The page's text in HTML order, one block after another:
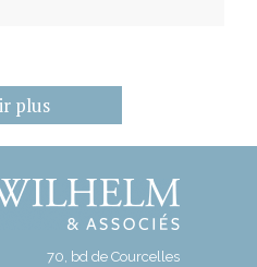
plus
70, bd de Courcelles